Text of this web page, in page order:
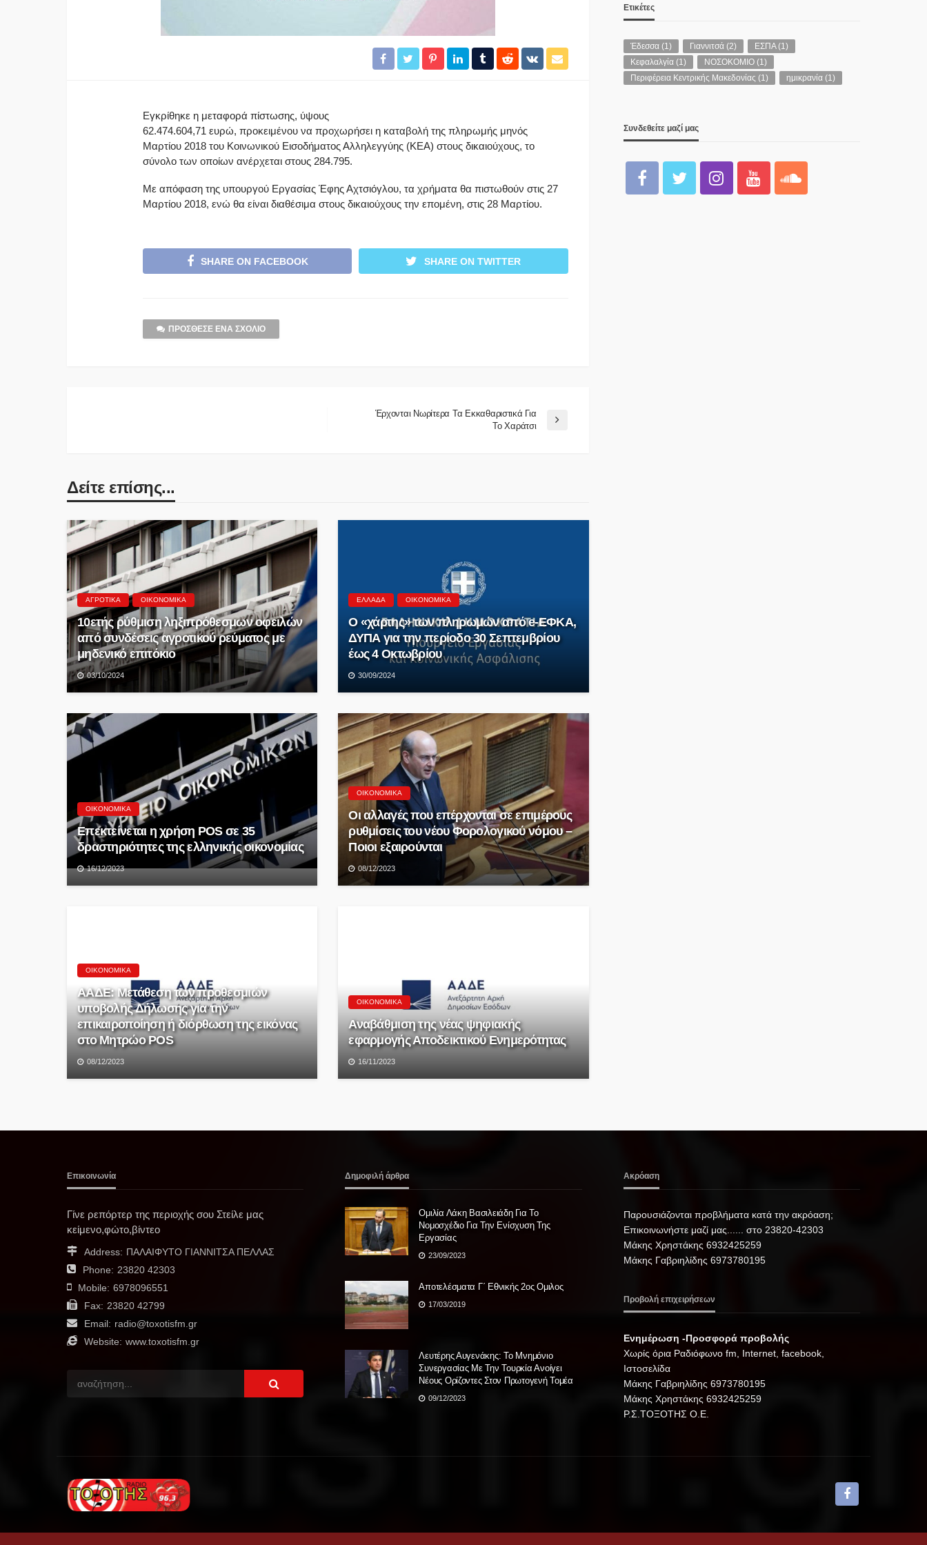
Εγκρίθηκε η μεταφορά πίστωσης, ύψους
62.474.604,71 ευρώ, προκειμένου να προχωρήσει η καταβολή της πληρωμής μηνός
Μαρτίου 2018 του Κοινωνικού Εισοδήματος Αλληλεγγύης (ΚΕΑ) στους δικαιούχους, το
σύνολο των οποίων ανέρχεται στους 284.795.
Με απόφαση της υπουργού Εργασίας Έφης Αχτσιόγλου, τα χρήματα θα πιστωθούν στις 27
Μαρτίου 2018, ενώ θα είναι διαθέσιμα στους δικαιούχους την επομένη, στις 28 Μαρτίου.
SHARE ON FACEBOOK SHARE ON TWITTER
ΠΡΌΣΘΕΣΕ ΈΝΑ ΣΧΌΛΙΟ
Έρχονται Νωρίτερα Τα Εκκαθαριστικά Για
Το Χαράτσι
Δείτε επίσης...
ΑΓΡΟΤΙΚΆ ΟΙΚΟΝΟΜΙΚΆ
10ετής ρύθμιση ληξιπρόθεσμων οφειλών
από συνδέσεις αγροτικού ρεύματος με
μηδενικό επιτόκιο
03/10/2024
ΕΛΛΆΔΑ ΟΙΚΟΝΟΜΙΚΆ
Ο «χάρτης» των πληρωμών από e-ΕΦΚΑ,
ΔΥΠΑ για την περίοδο 30 Σεπτεμβρίου
έως 4 Οκτωβρίου
30/09/2024
ΟΙΚΟΝΟΜΙΚΆ
Επεκτείνεται η χρήση POS σε 35
δραστηριότητες της ελληνικής οικονομίας
16/12/2023
ΟΙΚΟΝΟΜΙΚΆ
Οι αλλαγές που επέρχονται σε επιμέρους
ρυθμίσεις του νέου Φορολογικού νόμου –
Ποιοι εξαιρούνται
08/12/2023
ΟΙΚΟΝΟΜΙΚΆ
ΑΑΔΕ: Μετάθεση των προθεσμιών
υποβολής Δήλωσης για την
επικαιροποίηση ή διόρθωση της εικόνας
στο Μητρώο POS
08/12/2023
ΟΙΚΟΝΟΜΙΚΆ
Αναβάθμιση της νέας ψηφιακής
εφαρμογής Αποδεικτικού Ενημερότητας
16/11/2023
Ετικέτες
Έδεσσα(1) Γιαννιτσά(2) ΕΣΠΑ(1)
Κεφαλαλγία(1) ΝΟΣΟΚΟΜΙΟ(1)
Περιφέρεια Κεντρικής Μακεδονίας (1) ημικρανία(1)
Συνδεθείτε μαζί μας
Επικοινωνία
Γίνε ρεπόρτερ της περιοχής σου Στείλε μας
κείμενο,φώτο,βίντεο
Address: ΠΑΛΑΙΦΥΤΟ ΓΙΑΝΝΙΤΣΑ ΠΕΛΛΑΣ
Phone: 23820 42303
Mobile: 6978096551
Fax: 23820 42799
Email: radio@toxotisfm.gr
Website: www.toxotisfm.gr
Δημοφιλή άρθρα
Ομιλία Λάκη Βασιλειάδη Για Το
Νομοσχέδιο Για Την Ενίσχυση Της
Εργασίας
23/09/2023
Αποτελέσματα Γ΄ Εθνικής 2ος Ομιλος
17/03/2019
Λευτέρης Αυγενάκης: Το Μνημόνιο
Συνεργασίας Με Την Τουρκία Ανοίγει
Νέους Ορίζοντες Στον Πρωτογενή Τομέα
09/12/2023
Ακρόαση
Παρουσιάζονται προβλήματα κατά την ακρόαση;
Επικοινωνήστε μαζί μας...... στο 23820-42303
Μάκης Χρηστάκης 6932425259
Μάκης Γαβριηλίδης 6973780195
Προβολή επιχειρήσεων
Ενημέρωση -Προσφορά προβολής
Xωρίς όρια Ραδιόφωνο fm, Internet, facebook,
Ιστοσελίδα
Μάκης Γαβριηλίδης 6973780195
Μάκης Χρηστάκης 6932425259
Ρ.Σ.ΤΟΞΟΤΗΣ Ο.Ε.